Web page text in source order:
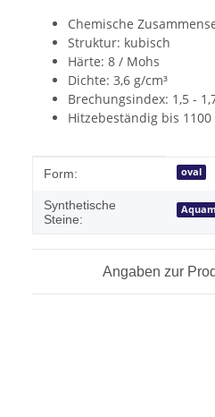
Chemische
Struktur: kubisch
Härte: 8 / Mohs
Dichte: 3,6 g/cm³
Brechungsindex: 1,5 -
Hitzebeständig bis 1100
Produkteigenschaft
Wert
Form: oval
Synthetische
Steine:
Angaben zur